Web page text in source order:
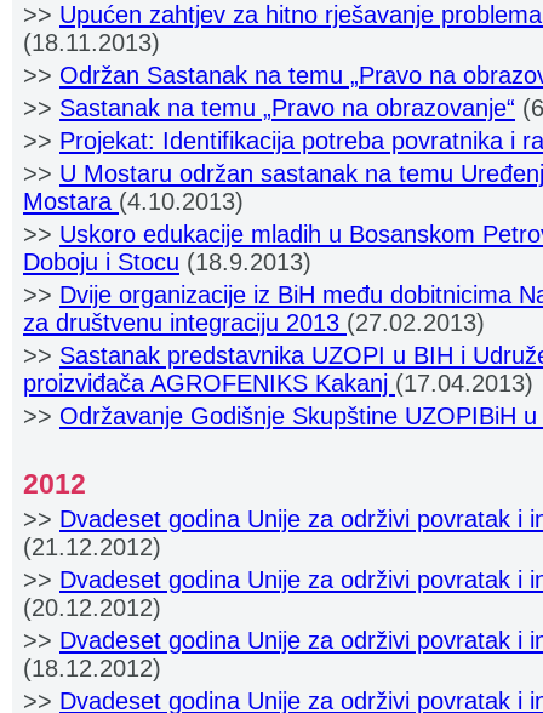
>> Upućen zahtjev za hitno rješavanje
(18.11.2013)
>> Održan Sastanak na temu „Pravo na
>> Sastanak na temu „Pravo na obrazovanje“
>> Projekat: Identifikacija potreba povratnika i
>> U Mostaru održan sastanak na temu
Mostara (4.10.2013)
>> Uskoro edukacije mladih u Bosanskom
Doboju i Stocu (18.9.2013)
>> Dvije organizacije iz BiH među dobitnicima
za društvenu integraciju 2013 (27.02.2013)
>> Sastanak predstavnika UZOPI u BIH i
proizviđača AGROFENIKS Kakanj (17.04.2013)
>> Održavanje Godišnje Skupštine UZOPIBiH
2012
>> Dvadeset godina Unije za održivi povratak i
(21.12.2012)
>> Dvadeset godina Unije za održivi povratak i
(20.12.2012)
>> Dvadeset godina Unije za održivi povratak i
(18.12.2012)
>> Dvadeset godina Unije za održivi povratak i